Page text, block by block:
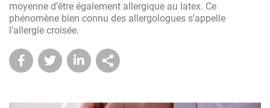
moyenne d’être également allergique au latex. Ce
phénomène bien connu des allergologues s’appelle
l’allergie croisée.